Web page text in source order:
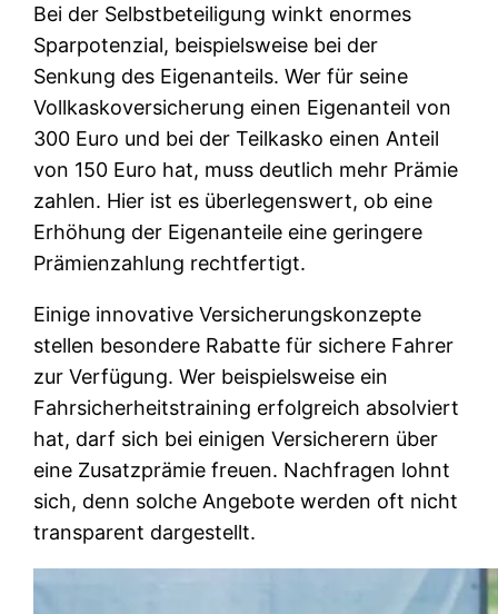
Bei der Selbstbeteiligung winkt enormes
Sparpotenzial, beispielsweise bei der
Senkung des Eigenanteils. Wer für seine
Vollkaskoversicherung einen Eigenanteil von
300 Euro und bei der Teilkasko einen Anteil
von 150 Euro hat, muss deutlich mehr Prämie
zahlen. Hier ist es überlegenswert, ob eine
Erhöhung der Eigenanteile eine geringere
Prämienzahlung rechtfertigt.
Einige innovative Versicherungskonzepte
stellen besondere Rabatte für sichere Fahrer
zur Verfügung. Wer beispielsweise ein
Fahrsicherheitstraining erfolgreich absolviert
hat, darf sich bei einigen Versicherern über
eine Zusatzprämie freuen. Nachfragen lohnt
sich, denn solche Angebote werden oft nicht
transparent dargestellt.